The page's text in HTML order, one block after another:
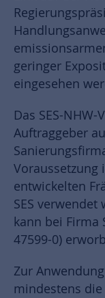
geringer
eingesehen
Das SES-
Auftraggeber
Voraussetzung
entwickelten
SES
kann bei Firma
47599-0)
Zur
mindestens